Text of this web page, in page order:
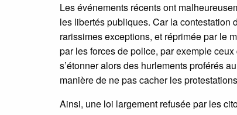
Les événements récents ont
les libertés publiques. Car la contestation
rarissimes exceptions, et réprimée par le
par les forces de police, par exemple
s’étonner alors des hurlements proférés
manière de ne pas cacher les
Ainsi, une loi largement refusée par les